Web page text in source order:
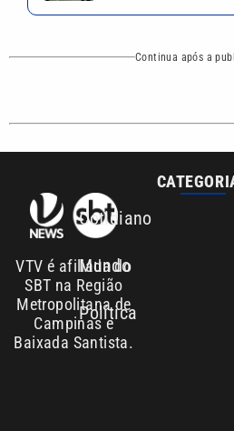
Continua após a
VTV é afiliada do
SBT na Região
Metropolitana de
Campinas e
Baixada Santista.
Mundo
Política
Anuncie agora